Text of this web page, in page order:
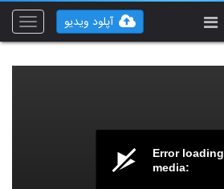
Toggle
آپلود ویدیو
Error loading
media: